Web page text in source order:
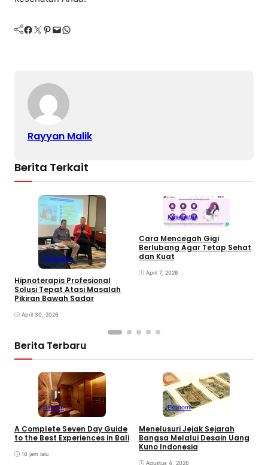
Facebook Twitter Pinterest Mail WhatsApp
Rayyan Malik
Berita Terkait
Kesehatan
Hipnoterapis Profesional
Solusi Tepat Atasi Masalah
Pikiran Bawah Sadar
April 30, 2026
Kesehatan
Cara Mencegah Gigi
Berlubang Agar Tetap Sehat
dan Kuat
April 7, 2026
Berita Terbaru
Daerah
A Complete Seven Day Guide
to the Best Experiences in Bali
18 jam lalu
Ekonomi
Menelusuri Jejak Sejarah
Bangsa Melalui Desain Uang
Kuno Indonesia
Agustus 4, 2026